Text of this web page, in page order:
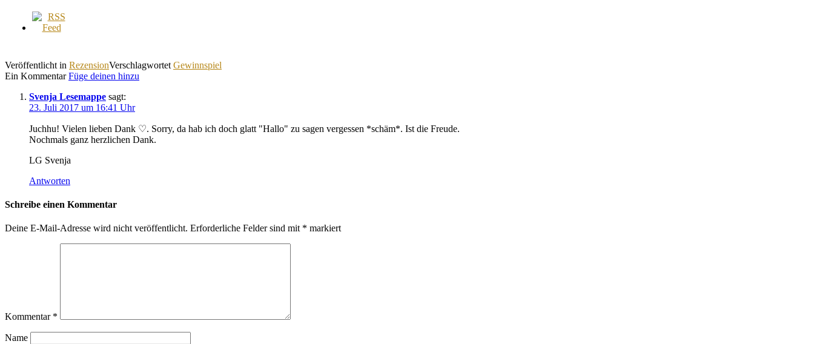
Veröffentlicht in RezensionVerschlagwortet Gewinnspiel
Ein KommentarFüge deinen hinzu
Svenja Lesemappe sagt:
23. Juli 2017 um 16:41 Uhr
Juchhu! Vielen lieben Dank ♡. Sorry, da hab ich doch glatt "Hallo" zu sagen vergessen *schäm*. Ist die Freude.
Nochmals ganz herzlichen Dank.
LG Svenja
Antworten
Schreibe einen Kommentar
Deine E-Mail-Adresse wird nicht veröffentlicht. Erforderliche Felder sind mit * markiert
Kommentar *
Name